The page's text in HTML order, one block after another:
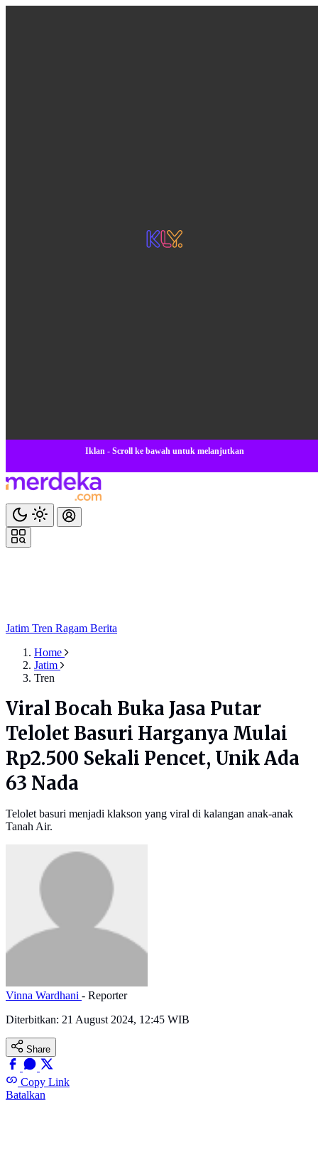
Iklan - Scroll ke bawah untuk melanjutkan
Jatim Tren Ragam Berita
Home
Jatim
Tren
Viral Bocah Buka Jasa Putar
Telolet Basuri Harganya Mulai
Rp2.500 Sekali Pencet, Unik Ada
63 Nada
Telolet basuri menjadi klakson yang viral di kalangan anak-anak
Tanah Air.
Vinna Wardhani - Reporter
Diterbitkan: 21 August 2024, 12:45 WIB
Share
Copy Link
Batalkan